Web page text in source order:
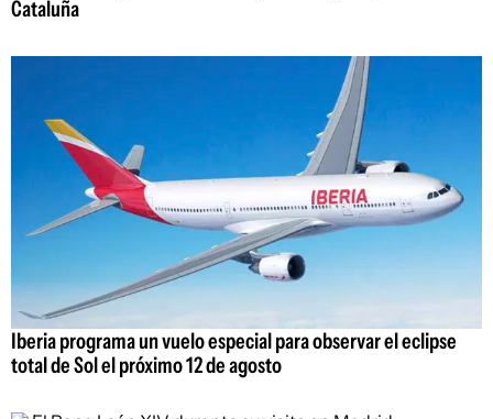
Cataluña
Iberia programa un vuelo especial para observar el eclipse
total de Sol el próximo 12 de agosto